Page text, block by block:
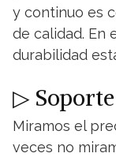
y continuo es
de calidad. En
durabilidad
▷
Miramos el
veces no